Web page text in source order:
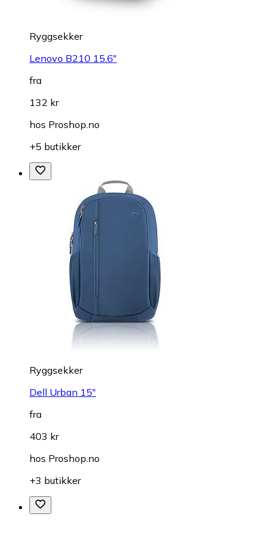
Ryggsekker
Lenovo B210 15.6"
fra
132 kr
hos Proshop.no
+5 butikker
Ryggsekker
Dell Urban 15"
fra
403 kr
hos Proshop.no
+3 butikker